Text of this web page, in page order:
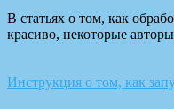
В статьях о том, как
красиво, некоторые
Инструкция о том, как